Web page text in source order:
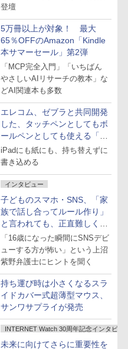
登壇
5万冊以上が対象！ 最大
65％OFFのAmazon「Kindle
本サマーセール」第2弾
「MCP完全入門」「いちばん
やさしいAIリサーチの教本」な
どAI関連本も多数
エレコム、ゼブラと共同開発
した、タッチペンとしてもボ
ールペンとしても使える「ス
タイラスツーウェイ」発売
iPadにも紙にも、持ち替えずに
書き込める
インタビュー
子どものスマホ・SNS、「家
族で話し合ってルール作り」
と言われても、正直難しくな
いですか？
「16歳になった瞬間にSNSデビ
ューする方が怖い」という上沼
紫野弁護士にヒントを聞く
持ち運び時は小さくなるスラ
イドカバー式超薄型マウス、
サンワサプライが発売
INTERNET Watch 30周年記念インタビュー
未来に向けてさらに重要性を